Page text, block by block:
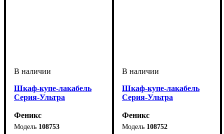
Шкаф-купе-лакабель
Серия-Ультра
Феникс
108753
Шкаф-купе-лакабель
Серия-Ультра
Феникс
108752